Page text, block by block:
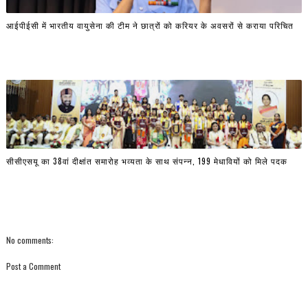
आईपीईसी में भारतीय वायुसेना की टीम ने छात्रों को करियर के अवसरों से कराया परिचित
सीसीएसयू का 38वां दीक्षांत समारोह भव्यता के साथ संपन्न, 199 मेधावियों को मिले पदक
No comments:
Post a Comment